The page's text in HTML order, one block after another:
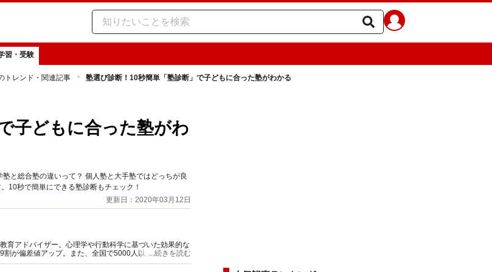
習・受験
トレンド・関連記事 塾選び診断！10秒簡単「塾診断」で子どもに合った塾がわかる
子どもに合った塾がわ
と総合塾の違いって？ 個人塾と大手塾ではどっちが良
10秒で簡単にできる塾診断もチェック！
更新日：2020年03月12日
育アドバイザー。心理学や行動科学に基づいた効果的な
が偏差値アップ。また、全国で5000人以上の高校生や
を行ってきた。
...続きを読む